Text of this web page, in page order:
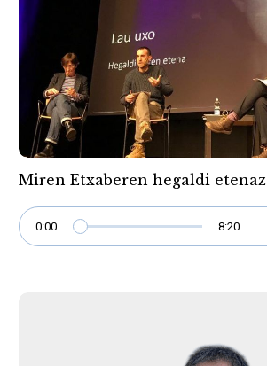
Miren Etxaberen hegaldi etenaz
0:00 8:20